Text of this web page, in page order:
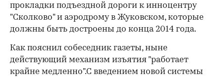
прокладки подъездной дороги к инноцентру
"Сколково" и аэродрому в Жуковском, которые
должны быть достроены до конца 2014 года.
Как пояснил собеседник газеты, ныне
действующий механизм изъятия "работает
крайне медленно".С введением новой системы